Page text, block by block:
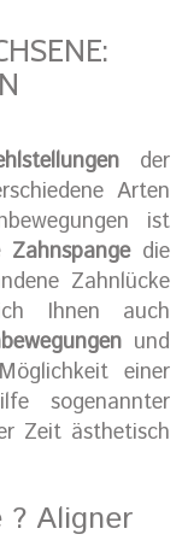
der
Arten
ist
Zahnspangedie
Zahnlücke
Ihnen auch
und
einer
sogenannter
Zeit ästhetisch
? Aligner